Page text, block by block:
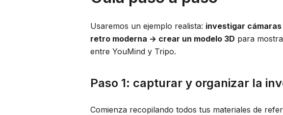
Usaremos un ejemplo realista: investigar
retro moderna → crear un modelo 3D para
entre YouMind y Tripo.
Paso 1: capturar y organizar la
Comienza recopilando todos tus materiales de